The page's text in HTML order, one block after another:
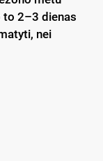
to 2–3 dienas
nei